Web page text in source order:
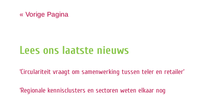
« Vorige Pagina
Lees ons laatste nieuws
‘Circulariteit vraagt om samenwerking tussen teler en retailer’
‘Regionale kennisclusters en sectoren weten elkaar nog